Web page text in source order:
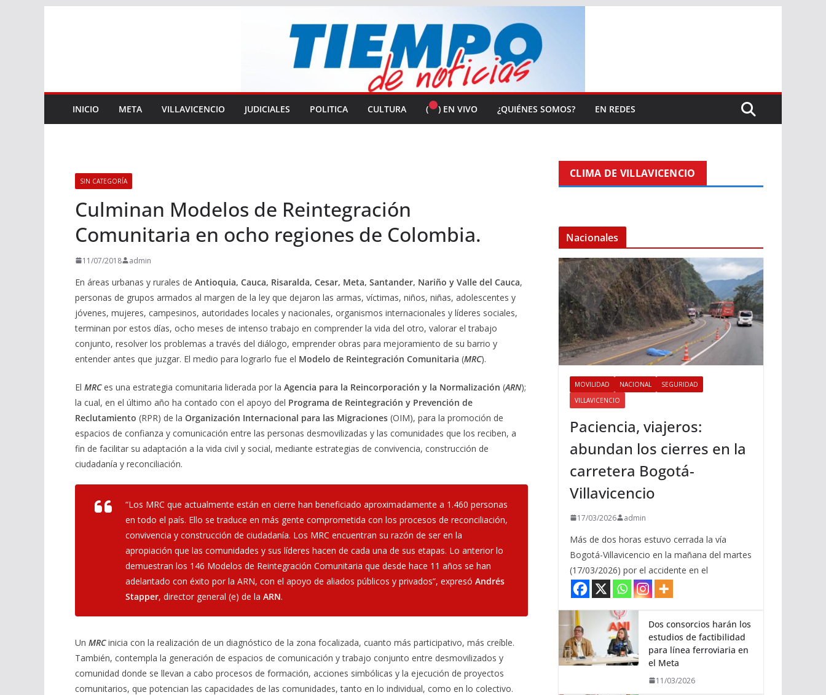
INICIO META VILLAVICENCIO JUDICIALES POLITICA CULTURA ( ) EN VIVO ¿QUIÉNES SOMOS? EN REDES
SIN CATEGORÍA
Culminan Modelos de Reintegración
Comunitaria en ocho regiones de Colombia.
11/07/2018 admin
En áreas urbanas y rurales de Antioquia, Cauca, Risaralda, Cesar, Meta, Santander, Nariño y Valle del Cauca,
personas de grupos armados al margen de la ley que dejaron las armas, víctimas, niños, niñas, adolescentes y
jóvenes, mujeres, campesinos, autoridades locales y nacionales, organismos internacionales y líderes sociales,
terminan por estos días, ocho meses de intenso trabajo en comprender la vida del otro, valorar el trabajo
conjunto, resolver los problemas a través del diálogo, emprender obras para mejoramiento de su barrio y
entender antes que juzgar. El medio para lograrlo fue el Modelo de Reintegración Comunitaria (MRC).
El MRC es una estrategia comunitaria liderada por la Agencia para la Reincorporación y la Normalización (ARN);
la cual, en el último año ha contado con el apoyo del Programa de Reintegración y Prevención de
Reclutamiento (RPR) de la Organización Internacional para las Migraciones (OIM), para la promoción de
espacios de confianza y comunicación entre las personas desmovilizadas y las comunidades que los reciben, a
fin de facilitar su adaptación a la vida civil y social, mediante estrategias de convivencia, construcción de
ciudadanía y reconciliación.
“Los MRC que actualmente están en cierre han beneficiado aproximadamente a 1.460 personas
en todo el país. Ello se traduce en más gente comprometida con los procesos de reconciliación,
convivencia y construcción de ciudadanía. Los MRC encuentran su razón de ser en la
apropiación que las comunidades y sus líderes hacen de cada una de sus etapas. Lo anterior lo
demuestran los 146 Modelos de Reintegración Comunitaria que desde hace 11 años se han
adelantado con éxito por la ARN, con el apoyo de aliados públicos y privados”, expresó Andrés
Stapper, director general (e) de la ARN.
Un MRC inicia con la realización de un diagnóstico de la zona focalizada, cuanto más participativo, más creíble.
También, contempla la generación de espacios de comunicación y trabajo conjunto entre desmovilizados y
comunidad donde se llevan a cabo procesos de formación, acciones simbólicas y la ejecución de proyectos
comunitarios, que potencian las capacidades de las comunidades, tanto en lo individual, como en lo colectivo.
CLIMA DE VILLAVICENCIO
Nacionales
MOVILIDAD NACIONAL
SEGURIDAD
VILLAVICENCIO
Paciencia, viajeros:
abundan los cierres en la
carretera Bogotá-
Villavicencio
17/03/2026 admin
Más de dos horas estuvo cerrada la vía
Bogotá-Villavicencio en la mañana del martes
(17/03/2026) por el accidente en el
Dos consorcios harán los
estudios de factibilidad
para línea ferroviaria en
el Meta
11/03/2026